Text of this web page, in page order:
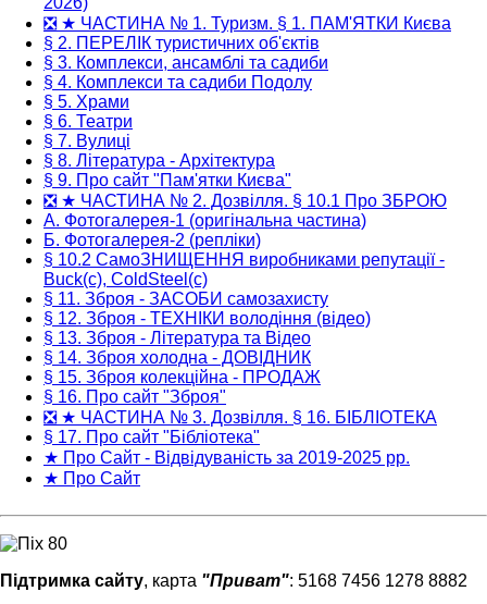
❎ ★ ЧАСТИНА № 1. Туризм. § 1. ПАМ'ЯТКИ Києва
§ 2. ПЕРЕЛІК туристичних об'єктів
§ 3. Комплекси, ансамблі та садиби
§ 4. Комплекси та садиби Подолу
§ 5. Храми
§ 6. Театри
§ 7. Вулиці
§ 8. Література - Архітектура
§ 9. Про сайт "Пам'ятки Києва"
❎ ★ ЧАСТИНА № 2. Дозвілля. § 10.1 Про ЗБРОЮ
А. Фотогалерея-1 (оригінальна частина)
Б. Фотогалерея-2 (репліки)
§ 10.2 СамоЗНИЩЕННЯ виробниками репутації -
Buck(c), ColdSteel(c)
§ 11. Зброя - ЗАСОБИ самозахисту
§ 12. Зброя - ТЕХНІКИ володіння (відео)
§ 13. Зброя - Література та Відео
§ 14. Зброя холодна - ДОВІДНИК
§ 15. Зброя колекційна - ПРОДАЖ
§ 16. Про сайт "Зброя"
❎ ★ ЧАСТИНА № 3. Дозвілля. § 16. БІБЛІОТЕКА
§ 17. Про сайт "Бібліотека"
★ Про Сайт - Відвідуваність за 2019-2025 рр.
★ Про Сайт
Підтримка сайту, карта "Приват": 5168 7456 1278 8882